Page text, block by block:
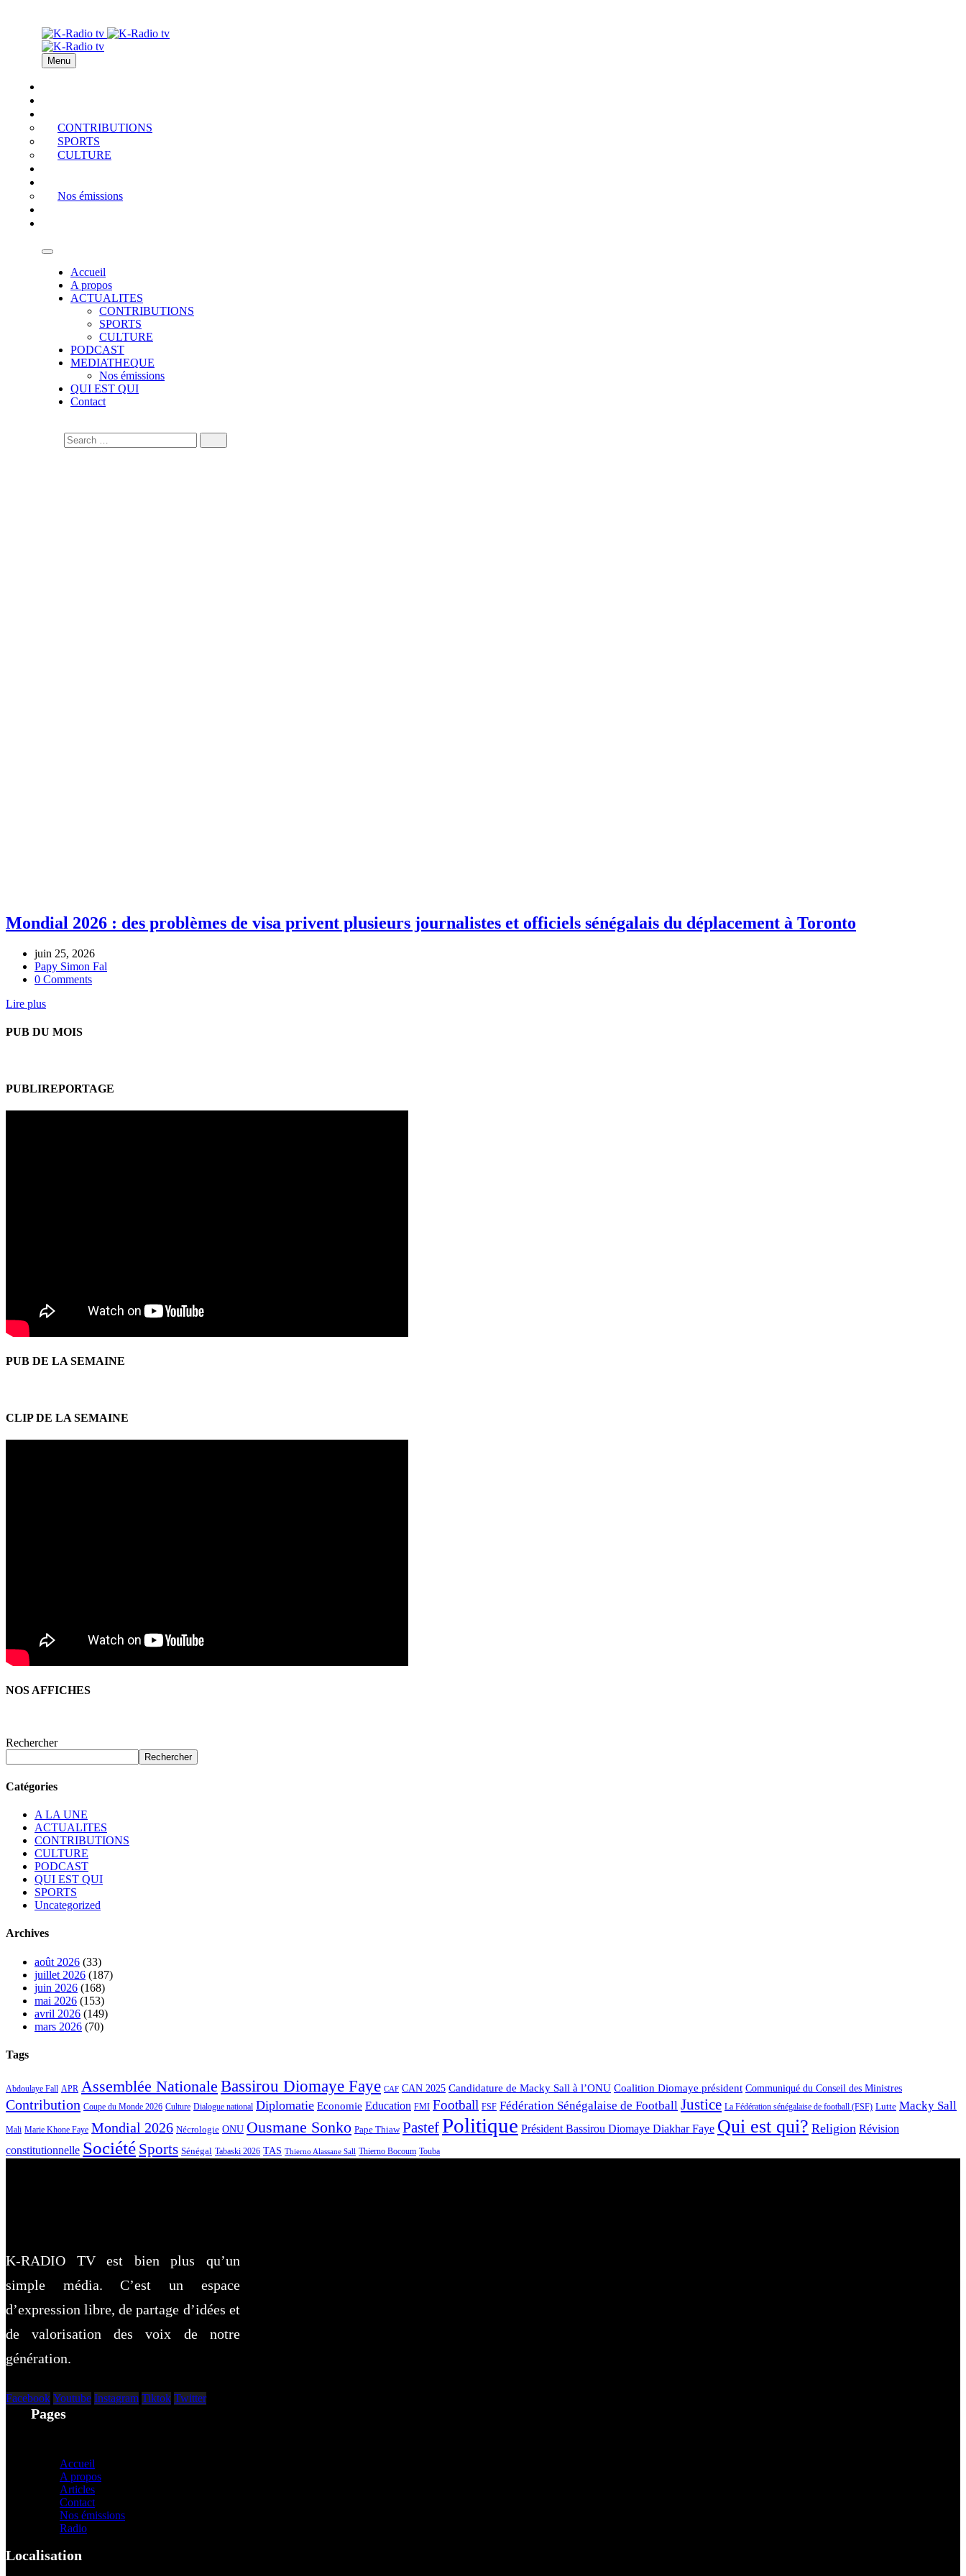
Menu
CONTRIBUTIONS
SPORTS
CULTURE
Nos émissions
Accueil
A propos
ACTUALITES
CONTRIBUTIONS
SPORTS
CULTURE
PODCAST
MEDIATHEQUE
Nos émissions
QUI EST QUI
Contact
Mondial 2026 : des problèmes de visa privent plusieurs journalistes et officiels sénégalais du déplacement à Toronto
juin 25, 2026
Papy Simon Fal
0 Comments
Lire plus
PUB DU MOIS
PUBLIREPORTAGE
PUB DE LA SEMAINE
CLIP DE LA SEMAINE
NOS AFFICHES
Rechercher
Rechercher
Catégories
A LA UNE
ACTUALITES
CONTRIBUTIONS
CULTURE
PODCAST
QUI EST QUI
SPORTS
Uncategorized
Archives
août 2026 (33)
juillet 2026 (187)
juin 2026 (168)
mai 2026 (153)
avril 2026 (149)
mars 2026 (70)
Tags
Abdoulaye Fall APR Assemblée Nationale Bassirou Diomaye Faye CAF CAN 2025 Candidature de Macky Sall à l’ONU Coalition Diomaye président Communiqué du Conseil des Ministres
Contribution Coupe du Monde 2026 Culture Dialogue national Diplomatie Economie Education FMI Football FSF Fédération Sénégalaise de Football Justice La Fédération sénégalaise de football (FSF) Lutte Macky Sall
Mali Marie Khone Faye Mondial 2026 Nécrologie ONU Ousmane Sonko Pape Thiaw PastefPolitique Président Bassirou Diomaye Diakhar Faye Qui est qui? Religion Révision
constitutionnelle Société Sports Sénégal Tabaski 2026 TAS Thierno Alassane Sall Thierno Bocoum Touba
K-RADIO TV est bien plus qu’un
simple média. C’est un espace
d’expression libre, de partage d’idées et
de valorisation des voix de notre
génération.
Facebook Youtube Instagram Tiktok Twitter
Pages
Accueil
A propos
Articles
Contact
Nos émissions
Radio
Localisation